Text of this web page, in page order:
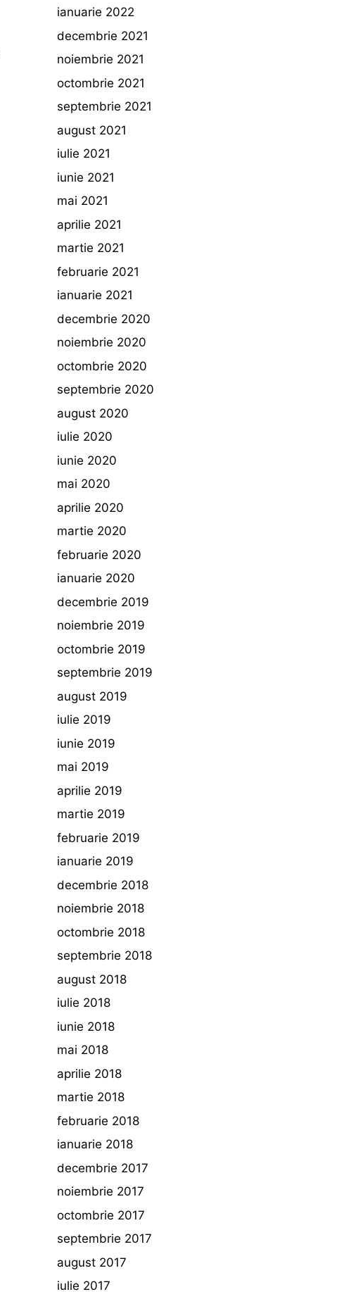
ianuarie 2022
decembrie 2021
noiembrie 2021
octombrie 2021
septembrie 2021
august 2021
iulie 2021
iunie 2021
mai 2021
aprilie 2021
martie 2021
februarie 2021
ianuarie 2021
decembrie 2020
noiembrie 2020
octombrie 2020
septembrie 2020
august 2020
iulie 2020
iunie 2020
mai 2020
aprilie 2020
martie 2020
februarie 2020
ianuarie 2020
decembrie 2019
noiembrie 2019
octombrie 2019
septembrie 2019
august 2019
iulie 2019
iunie 2019
mai 2019
aprilie 2019
martie 2019
februarie 2019
ianuarie 2019
decembrie 2018
noiembrie 2018
octombrie 2018
septembrie 2018
august 2018
iulie 2018
iunie 2018
mai 2018
aprilie 2018
martie 2018
februarie 2018
ianuarie 2018
decembrie 2017
noiembrie 2017
octombrie 2017
septembrie 2017
august 2017
iulie 2017